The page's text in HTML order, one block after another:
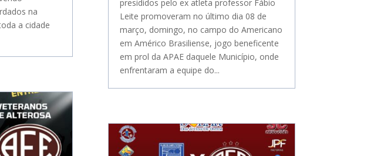
na
a cidade
presididos pelo ex atleta professor Fábio
Leite promoveram no último dia 08 de
março, domingo, no campo do Americano
em Américo Brasiliense, jogo beneficente
em prol da APAE daquele Município, onde
enfrentaram a equipe do...